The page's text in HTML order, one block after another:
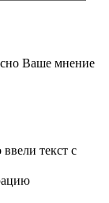
Ваше мнение
текст с